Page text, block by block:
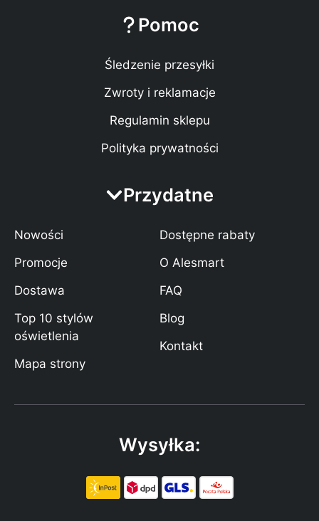
Pomoc
Śledzenie przesyłki
Zwroty i reklamacje
Regulamin sklepu
Polityka prywatności
Przydatne
Nowości
Promocje
Dostawa
Top 10 stylów
oświetlenia
Mapa strony
Dostępne rabaty
O Alesmart
FAQ
Blog
Kontakt
Wysyłka: